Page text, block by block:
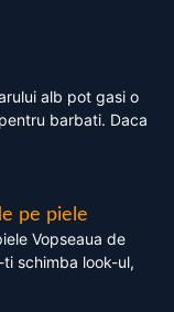
alb pot gasi o
barbati. Daca
pe piele
Vopseaua de
schimba look-ul,